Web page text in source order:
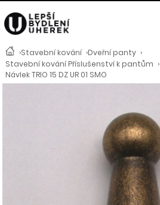
›Stavební kování ›Dveřní panty ›
Stavební kování Příslušenství k pantům ›
Návlek TRIO 15 DZ UR 01 SMO